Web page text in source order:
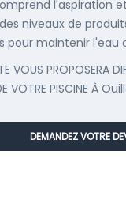
l'aspiration
niveaux de
pour maintenir l'eau
VOUS PROPOSERA
VOTRE PISCINE À
DEMANDEZ VOTRE